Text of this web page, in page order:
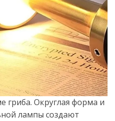
гриба. Округлая форма и
лампы создают